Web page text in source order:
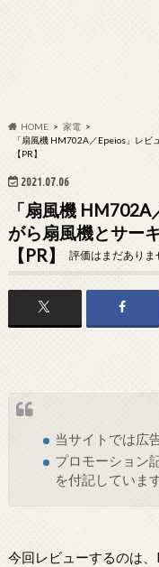
HOME
家電
「扇風機 HM702A／Epeios」レビ
【PR】
2021.07.06
「扇風機
がら扇風機とサー
【PR】
評価はまだありま
当サイトでは広
プロモーション
を付記しています
今回レビューするのは